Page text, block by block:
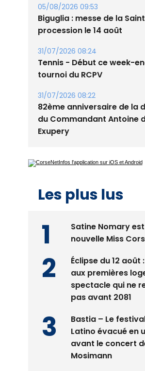
05/08/2026 09:53
Biguglia : messe de la
procession le 14 août
31/07/2026 08:24
Tennis - Début ce week-
tournoi du RCPV
31/07/2026 08:22
82ème anniversaire de la
du Commandant Antoine
Exupery
Les plus lus
Satine Nomary
nouvelle Miss
Éclipse du 12 août
aux premières
spectacle qui ne
pas avant 2081
Bastia – Le
Latino évacué en
avant le concert
Mosimann